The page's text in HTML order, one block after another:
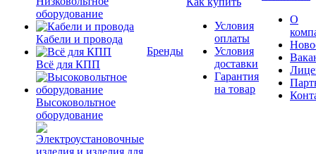
оборудование
Кабели и провода
Всё для КПП
Высоковольтное
оборудование
Бренды
Условия
оплаты
Условия
доставки
Гарантия
на товар
О